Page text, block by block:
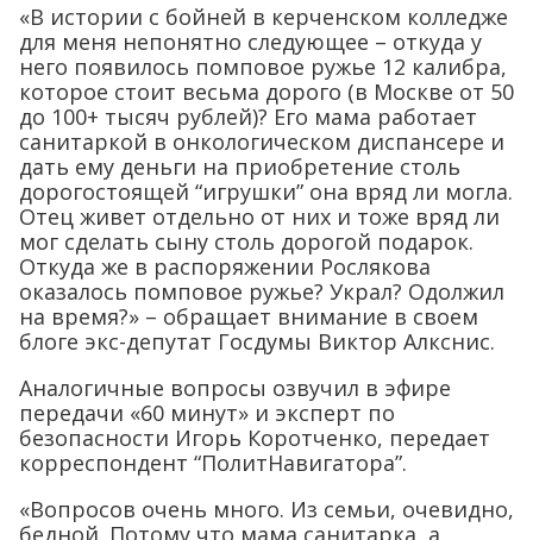
«В истории с бойней в керченском колледже
для меня непонятно следующее – откуда у
него появилось помповое ружье 12 калибра,
которое стоит весьма дорого (в Москве от 50
до 100+ тысяч рублей)? Его мама работает
санитаркой в онкологическом диспансере и
дать ему деньги на приобретение столь
дорогостоящей “игрушки” она вряд ли могла.
Отец живет отдельно от них и тоже вряд ли
мог сделать сыну столь дорогой подарок.
Откуда же в распоряжении Рослякова
оказалось помповое ружье? Украл? Одолжил
на время?» – обращает внимание в своем
блоге экс-депутат Госдумы Виктор Алкснис.
Аналогичные вопросы озвучил в эфире
передачи «60 минут» и эксперт по
безопасности Игорь Коротченко, передает
корреспондент “ПолитНавигатора”.
«Вопросов очень много. Из семьи, очевидно,
бедной. Потому что мама санитарка, а